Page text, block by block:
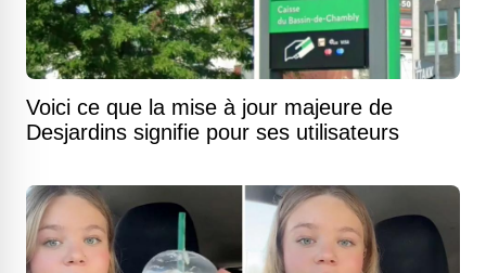
Voici ce que la mise à jour majeure de
Desjardins signifie pour ses utilisateurs